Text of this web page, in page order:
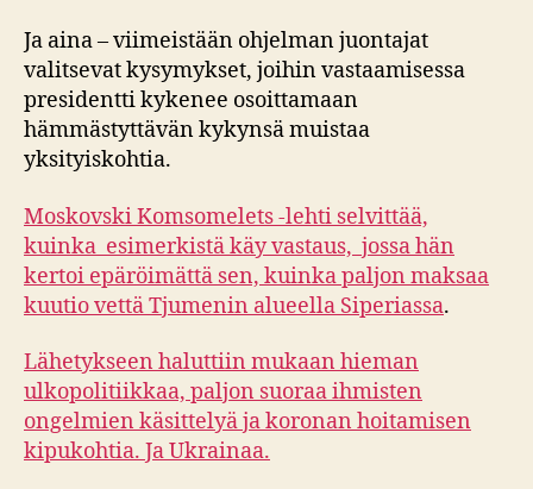
Ja aina – viimeistään ohjelman juontajat
valitsevat kysymykset, joihin vastaamisessa
presidentti kykenee osoittamaan
hämmästyttävän kykynsä muistaa
yksityiskohtia.
Moskovski Komsomelets -lehti selvittää,
kuinka esimerkistä käy vastaus, jossa hän
kertoi epäröimättä sen, kuinka paljon maksaa
kuutio vettä Tjumenin alueella Siperiassa.
Lähetykseen haluttiin mukaan hieman
ulkopolitiikkaa, paljon suoraa ihmisten
ongelmien käsittelyä ja koronan hoitamisen
kipukohtia. Ja Ukrainaa.